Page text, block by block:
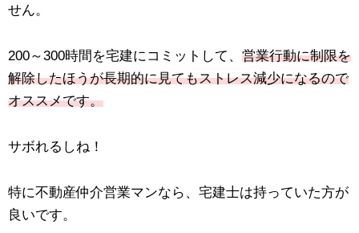
せん。
200～300時間を宅建にコミットして、 営業行動に制限を
解除したほうが長期的に見てもストレス減少になるので
オススメです。
サボれるしね！
特に不動産仲介営業マンなら、宅建士は持っていた方が
良いです。